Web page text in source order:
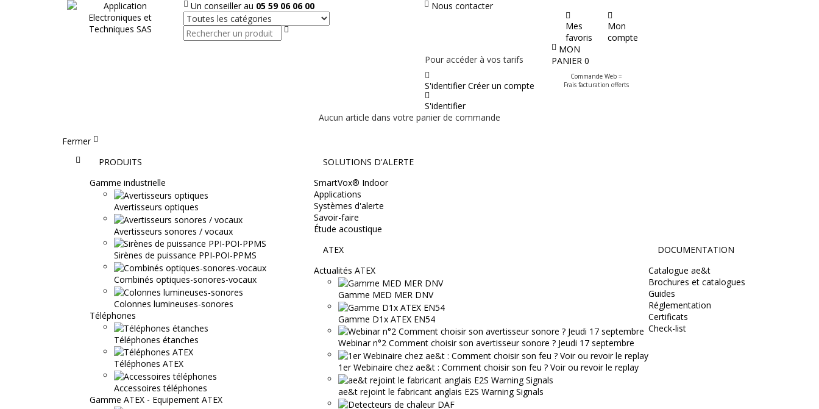
Un conseiller au 05 59 06 06 00 Nous contacter
Rechercher
Mes
favoris
Mon
compte
Pour accéder à vos tarifs
S'identifierCréer un compte
S'identifier
MON
PANIER 0
Commande Web =
Frais facturation offerts
Aucun article dans votre panier de commande
Fermer
AccueilPRODUITS
Gamme industrielle
Avertisseurs optiques
Avertisseurs sonores / vocaux
Sirènes de puissance PPI-POI-PPMS
Combinés optiques-sonores-vocaux
Colonnes lumineuses-sonores
Téléphones
Téléphones étanches
Téléphones ATEX
Accessoires téléphones
Gamme ATEX - Equipement ATEX
SOLUTIONS D'ALERTE
SmartVox® Indoor
Applications
Systèmes d'alerte
Savoir-faire
Étude acoustique
ATEX
Actualités ATEX
Gamme MED MER DNV
Gamme D1x ATEX EN54
Webinar n°2 Comment choisir son avertisseur sonore ? Jeudi 17 septembre
1er Webinaire chez ae&t : Comment choisir son feu ? Voir ou revoir le replay
ae&t rejoint le fabricant anglais E2S Warning Signals
DOCUMENTATION
Catalogue ae&t
Brochures et catalogues
Guides
Réglementation
Certificats
Check-list